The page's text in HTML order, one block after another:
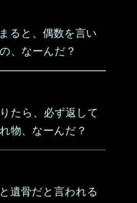
ると、偶数を言い
、なーんだ？
たら、必ず返して
物、なーんだ？
遺骨だと言われる